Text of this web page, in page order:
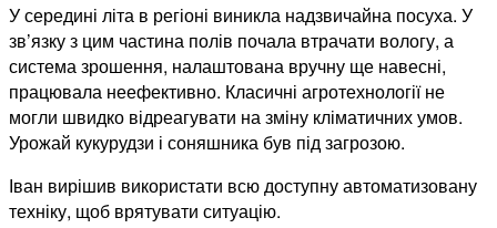
У середині літа в регіоні виникла надзвичайна посуха. У
зв’язку з цим частина полів почала втрачати вологу, а
система зрошення, налаштована вручну ще навесні,
працювала неефективно. Класичні агротехнології не
могли швидко відреагувати на зміну кліматичних умов.
Урожай кукурудзи і соняшника був під загрозою.
Іван вирішив використати всю доступну автоматизовану
техніку, щоб врятувати ситуацію.